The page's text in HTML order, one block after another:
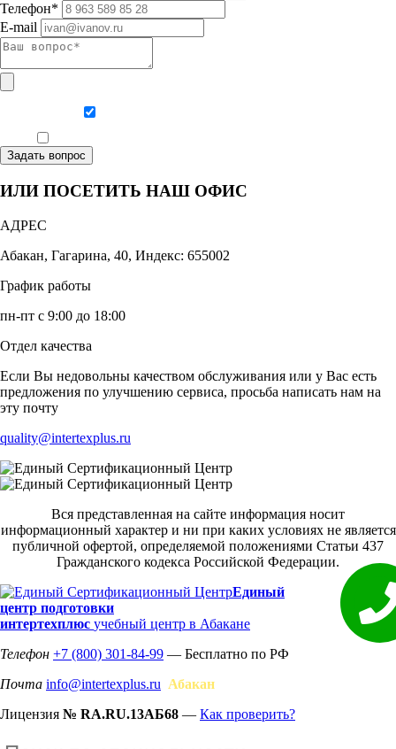
Телефон*
E-mail
Задать вопрос
ИЛИ ПОСЕТИТЬ НАШ ОФИС
АДРЕС
Абакан, Гагарина, 40, Индекс: 655002
График работы
пн-пт с 9:00 до 18:00
Отдел качества
Если Вы недовольны качеством обслуживания или у Вас есть
предложения по улучшению сервиса, просьба написать нам на
эту почту
quality@intertexplus.ru
Вся представленная на сайте информация носит
информационный характер и ни при каких условиях не является
публичной офертой, определяемой положениями Статьи 437
Гражданского кодекса Российской Федерации.
Единый
центр подготовки
интертехплюс учебный центр в Абакане
Телефон +7 (800) 301-84-99 — Бесплатно по РФ
Почта info@intertexplus.ru Абакан
Лицензия № RA.RU.13АБ68 — Как проверить?